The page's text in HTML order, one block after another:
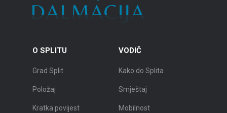
O SPLITU
Grad Split
Položaj
Kratka povijest
VODIČ
Kako do Splita
Smještaj
Mobilnost